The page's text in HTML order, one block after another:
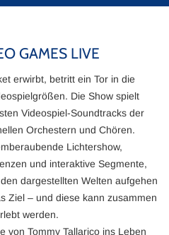
GAMES LIVE
erwirbt, betritt ein Tor in die
Die Show spielt
Videospiel-Soundtracks der
Orchestern und Chören.
Lichtershow,
und interaktive Segmente,
dargestellten Welten aufgehen
Ziel – und diese kann zusammen
werden.
von Tommy Tallarico ins Leben